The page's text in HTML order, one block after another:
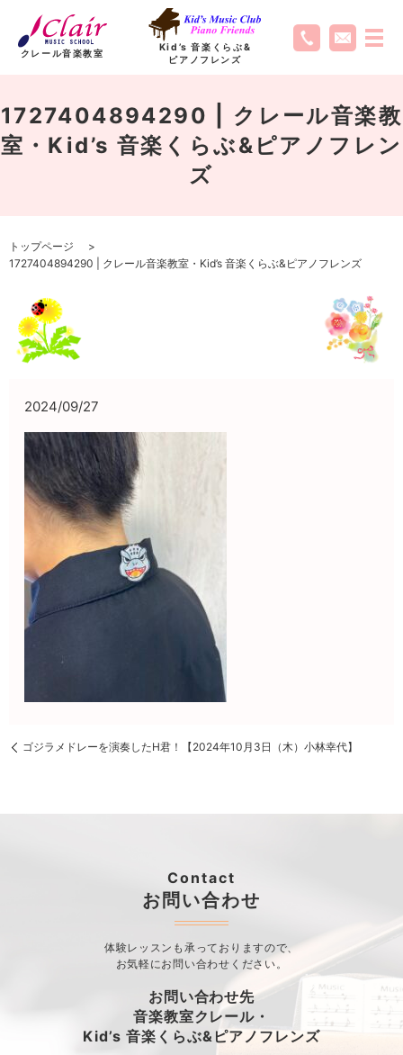
クレール音楽教室
Kid’s 音楽くらぶ&
ピアノフレンズ
1727404894290 | クレール音楽教
室・Kid’s 音楽くらぶ&ピアノフレン
ズ
トップページ
1727404894290 | クレール音楽教室・Kid’s 音楽くらぶ&ピアノフレンズ
2024/09/27
ゴジラメドレーを演奏したH君！【2024年10月3日（木）小林幸代】
Contact
お問い合わせ
体験レッスンも承っておりますので、
お気軽にお問い合わせください。
お問い合わせ先
音楽教室クレール・
Kid’s 音楽くらぶ&ピアノフレンズ